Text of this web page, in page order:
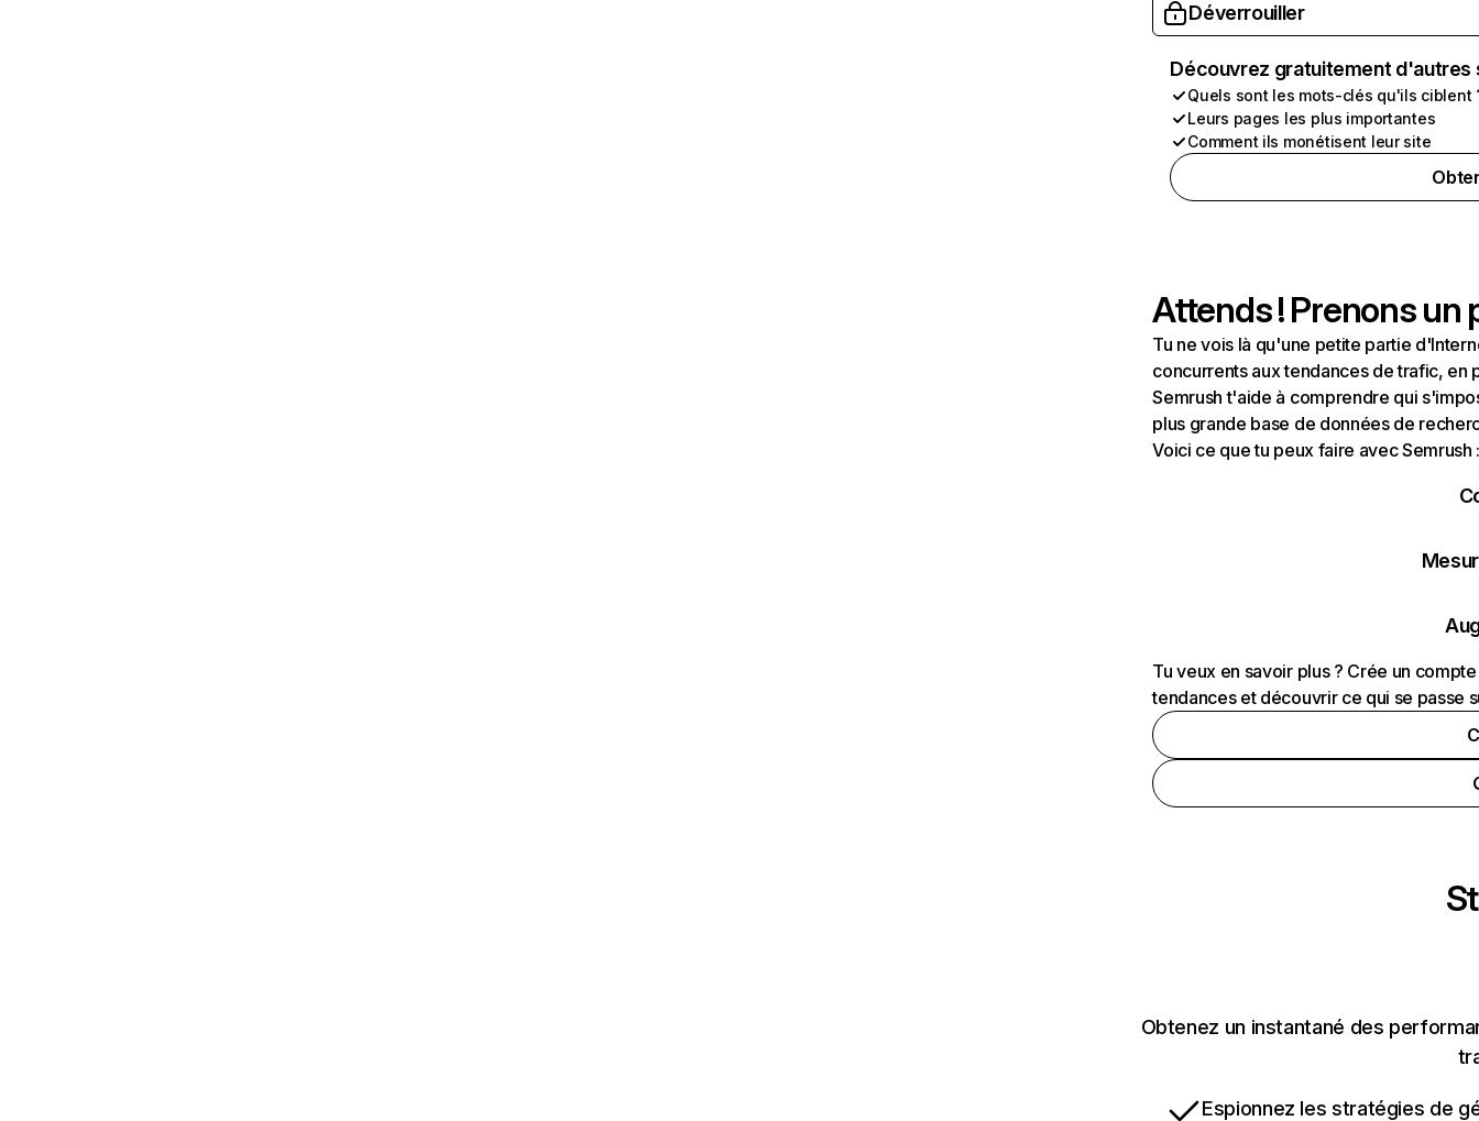
Déverrouiller
Découvrez gratuitement
Quels sont les mots-clés qu'ils ciblent
Leurs pages les plus importantes
Comment ils monétisent leur site
Attends ! Prenons un
Tu ne vois là qu'une petite partie
concurrents aux tendances de trafic, en
Semrush t'aide à comprendre qui
plus grande base de données de
Voici ce que tu peux faire avec Semrush
Tu veux en savoir plus ? Crée un
tendances et découvrir ce qui se passe
Obtenez un instantané des
Espionnez les stratégies de